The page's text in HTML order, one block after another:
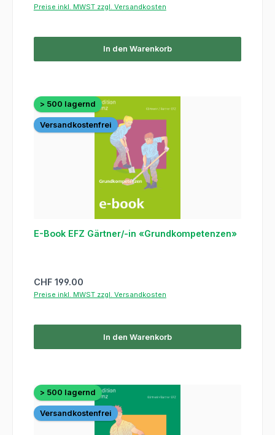
Preise inkl. MWST zzgl. Versandkosten
In den Warenkorb
> 500 lagernd
Versandkostenfrei
E-Book EFZ Gärtner/-in «Grundkompetenzen»
Regulärer Preis:
CHF 199.00
Preise inkl. MWST zzgl. Versandkosten
In den Warenkorb
> 500 lagernd
Versandkostenfrei